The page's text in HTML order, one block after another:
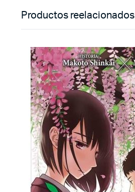
Productos reelacionados